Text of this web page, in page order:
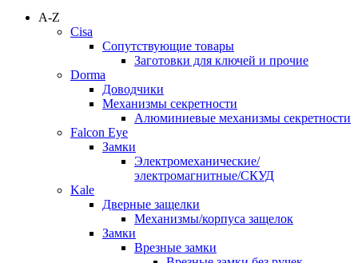
A-Z
Cisa
Сопутствующие товары
Заготовки для ключей и прочие
Dorma
Доводчики
Механизмы секретности
Алюминиевые механизмы секретности
Falcon Eye
Замки
Электромеханические/
электромагнитные/СКУД
Kale
Дверные защелки
Механизмы/корпуса защелок
Замки
Врезные замки